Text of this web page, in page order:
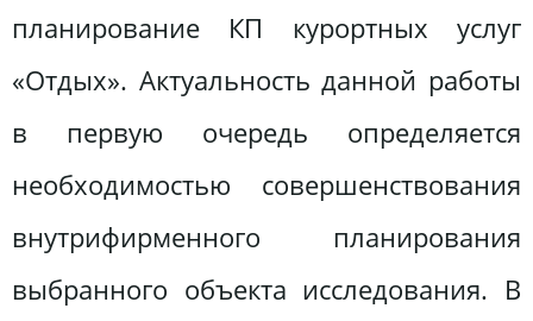
планирование КП курортных услуг
«Отдых». Актуальность данной работы
в первую очередь определяется
необходимостью совершенствования
внутрифирменного планирования
выбранного объекта исследования. В